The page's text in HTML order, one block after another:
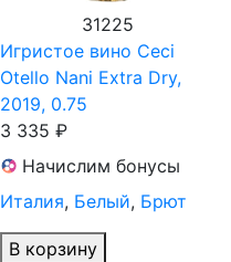
31225
Игристое вино Ceci
Otello Nani Extra Dry,
2019, 0.75
3 335 ₽
Начислим бонусы
Италия, Белый, Брют
В корзину